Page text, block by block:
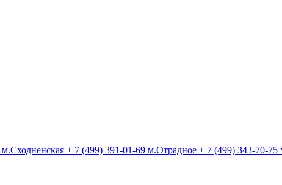
м.Сходненская + 7 (499) 391-01-69 м.Отрадное + 7 (499) 343-70-75